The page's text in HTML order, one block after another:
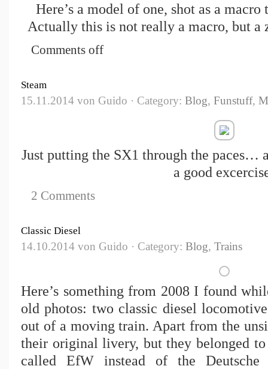
Here’s a model of one, shot as a
Actually this is not really a macro, but a
Comments off
Steam
15.11.2014 von Guido · Category: Blog, Funstuff,
Just putting the SX1 through the paces…
a good
2 Comments
Classic Diesel
14.10.2014 von Guido · Category: Blog, Trains
Here’s something from 2008 I found
old photos: two classic diesel
out of a moving train. Apart from the
their original livery, but they belonged
called EfW instead of the Deutsche